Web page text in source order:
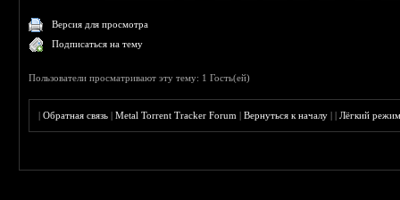
Версия для просмотра
Подписаться на тему
Пользователи просматривают эту тему: 1 Гость(ей)
|Обратная связь |Metal Torrent Tracker Forum |Вернуться к началу ||Лёгкий